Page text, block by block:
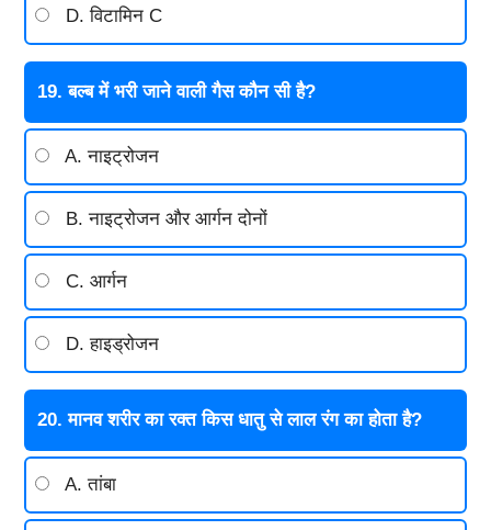
D. विटामिन C
19. बल्ब में भरी जाने वाली गैस कौन सी है?
A. नाइट्रोजन
B. नाइट्रोजन और आर्गन दोनों
C. आर्गन
D. हाइड्रोजन
20. मानव शरीर का रक्त किस धातु से लाल रंग का होता है?
A. तांबा